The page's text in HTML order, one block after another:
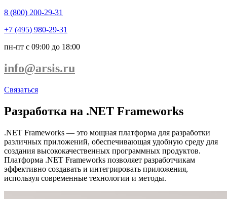
8 (800) 200-29-31
+7 (495) 980-29-31
пн-пт с 09:00 до 18:00
info@arsis.ru
Связаться
Разработка на .NET Frameworks
.NET Frameworks — это мощная платформа для разработки
различных приложений, обеспечивающая удобную среду для
создания высококачественных программных продуктов.
Платформа .NET Frameworks позволяет разработчикам
эффективно создавать и интегрировать приложения,
используя современные технологии и методы.